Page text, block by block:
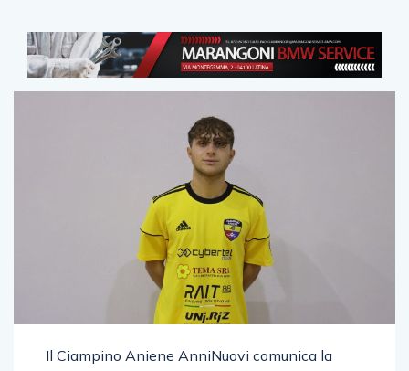
Il Ciampino Aniene AnniNuovi comunica la